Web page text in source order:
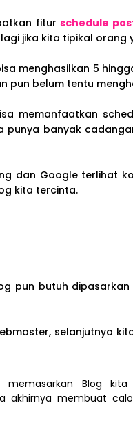
fiturschedule
jika kita tipikal orang
menghasilkan 5
pun belum tentu
memanfaatkan
punya banyak
dan Google terlihat
kita tercinta.
pun butuh
selanjutnya
Blog
akhirnya membuat